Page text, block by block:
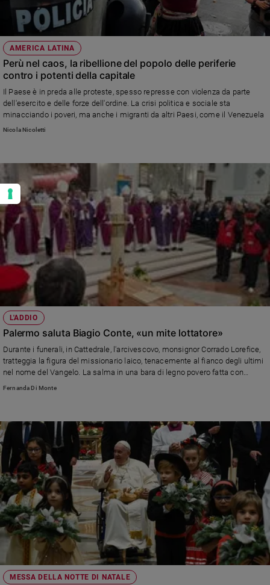
AMERICA LATINA
Perù nel caos, la ribellione del popolo delle periferie
contro i potenti della capitale
Il Paese è in preda alle proteste, spesso represse con violenza da parte
dell'esercito e delle forze dell'ordine. La crisi politica e sociale sta
minacciando i poveri, ma anche i migranti da altri Paesi, come il Venezuela
Nicola Nicoletti
L'ADDIO
Palermo saluta Biagio Conte, «un mite lottatore»
Durante i funerali, in Cattedrale, l'arcivescovo, monsignor Corrado Lorefice,
tratteggia la figura del missionario laico, tenacemente al fianco degli ultimi
nel nome del Vangelo. La salma in una bara di legno povero fatta con
traversine di binari donate da ferrovieri e messe insieme da Arbi,
Fernanda Di Monte
MESSA DELLA NOTTE DI NATALE